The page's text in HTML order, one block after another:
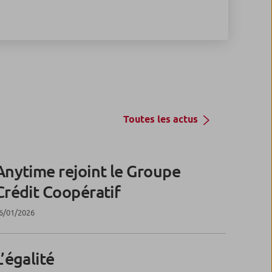
rejoint le Groupe
Coopératif
01/2026
Toutes les actus